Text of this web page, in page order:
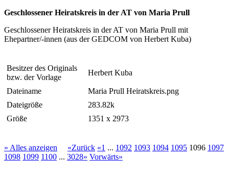
Geschlossener Heiratskreis in der AT von Maria Prull
Geschlossener Heiratskreis in der AT von Maria Prull mit
Ehepartner/-innen (aus der GEDCOM von Herbert Kuba)
Besitzer des Originals
bzw. der Vorlage
Herbert Kuba
Dateiname
Maria Prull Heiratskreis.png
Dateigröße
283.82k
Größe
1351 x 2973
» Alles anzeigen «Zurück «1 ... 1092 1093 1094 1095 1096 1097
1098 1099 1100 ... 3028» Vorwärts»